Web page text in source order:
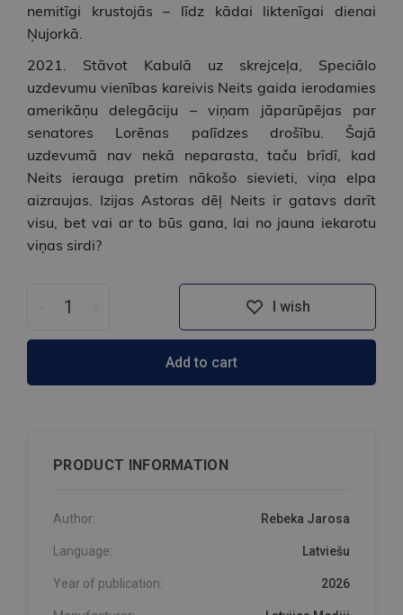
nemitīgi krustojās – līdz kādai liktenīgai dienai
Ņujorkā.
2021. Stāvot Kabulā uz skrejceļa, Speciālo
uzdevumu vienības kareivis Neits gaida ierodamies
amerikāņu delegāciju – viņam jāparūpējas par
senatores Lorēnas palīdzes drošību. Šajā
uzdevumā nav nekā neparasta, taču brīdī, kad
Neits ierauga pretim nākošo sievieti, viņa elpa
aizraujas. Izijas Astoras dēļ Neits ir gatavs darīt
visu, bet vai ar to būs gana, lai no jauna iekarotu
viņas sirdi?
I wish
Add to cart
PRODUCT INFORMATION
Author: Rebeka Jarosa
Language: Latviešu
Year of publication: 2026